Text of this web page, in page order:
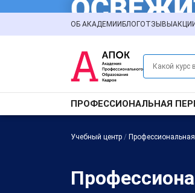
ОБ АКАДЕМИИ БЛОГОТЗЫВЫ АКЦИИ
ПРОФЕССИОНАЛЬНАЯ
Учебный центр /